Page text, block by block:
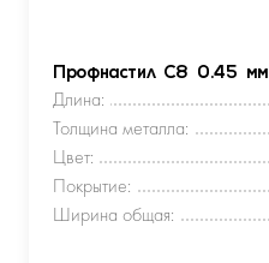
Профнастил С8 0.45 мм
Длина:
Толщина металла:
Цвет:
Покрытие:
Ширина общая: